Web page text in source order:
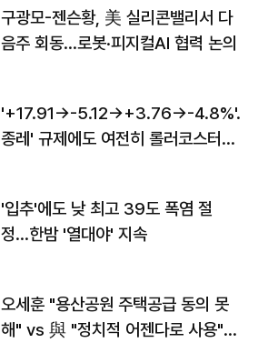
구광모-젠슨황, 美 실리콘밸리서 다
음주 회동…로봇·피지컬AI 협력 논의
'+17.91→-5.12→+3.76→-4.8%'…'
종레' 규제에도 여전히 롤러코스터
'입추'에도 낮 최고 39도 폭염 절
정…한밤 '열대야' 지속
오세훈 "용산공원 주택공급 동의 못
해" vs 與 "정치적 어젠다로 사용"